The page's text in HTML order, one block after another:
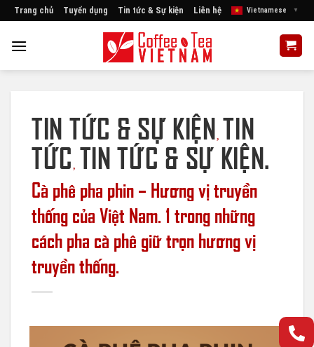
Skip
content
Trang chủ Tuyển dụng Tin tức & Sự kiện Liên hệ Vietnamese ▼
TIN TỨC & SỰ KIỆN, TIN
TỨC , TIN TỨC & SỰ KIỆN.
Cà phê pha phin – Hương vị truyền
thống của Việt Nam. 1 trong những
cách pha cà phê giữ trọn hương vị
truyền thống.